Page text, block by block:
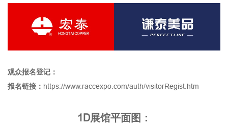
观众报名登记：
报名链接： https://www.raccexpo.com/auth/visitorRegist.htm
1D展馆平面图：